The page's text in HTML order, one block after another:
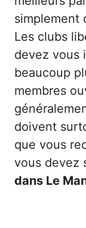
simplement
Les clubs
devez vous
beaucoup
membres
doivent
que vous
vous devez
dans Le